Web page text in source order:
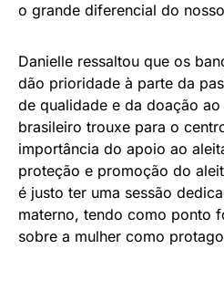
o grande diferencial do
Danielle ressaltou que os
dão prioridade à parte da
de qualidade e da doação
brasileiro trouxe para o
importância do apoio ao
proteção e promoção do
é justo ter uma sessão
materno, tendo como ponto
sobre a mulher como